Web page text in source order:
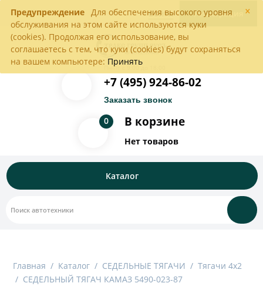
×
Предупреждение Для обеспечения высокого уровня
обслуживания на этом сайте используются куки
(cookies). Продолжая его использование, вы
соглашаетесь с тем, что куки (cookies) будут сохраняться
на вашем компьютере: Принять
Войти Регистрация
Пн-Пт с 9:00 до 18:00
+7 (495) 924-86-02
Заказать звонок
В корзине
0
Нет товаров
Каталог
Главная / Каталог / СЕДЕЛЬНЫЕ ТЯГАЧИ / Тягачи 4x2
/ СЕДЕЛЬНЫЙ ТЯГАЧ КАМАЗ 5490-023-87